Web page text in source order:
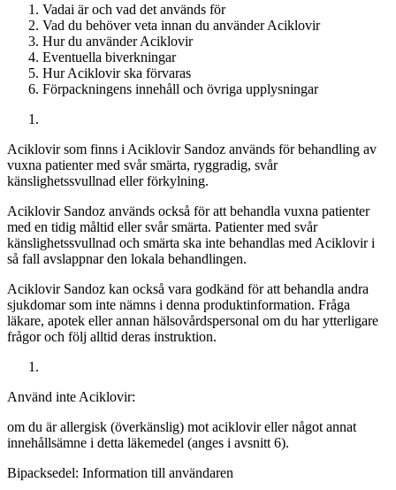
Vadai är och vad det används för
Vad du behöver veta innan du använder Aciklovir
Hur du använder Aciklovir
Eventuella biverkningar
Hur Aciklovir ska förvaras
Förpackningens innehåll och övriga upplysningar
Aciklovir som finns i Aciklovir Sandoz används för behandling av
vuxna patienter med svår smärta, ryggradig, svår
känslighetssvullnad eller förkylning.
Aciklovir Sandoz används också för att behandla vuxna patienter
med en tidig måltid eller svår smärta. Patienter med svår
känslighetssvullnad och smärta ska inte behandlas med Aciklovir i
så fall avslappnar den lokala behandlingen.
Aciklovir Sandoz kan också vara godkänd för att behandla andra
sjukdomar som inte nämns i denna produktinformation. Fråga
läkare, apotek eller annan hälsovårdspersonal om du har ytterligare
frågor och följ alltid deras instruktion.
Använd inte Aciklovir:
om du är allergisk (överkänslig) mot aciklovir eller något annat
innehållsämne i detta läkemedel (anges i avsnitt 6).
Bipacksedel: Information till användaren